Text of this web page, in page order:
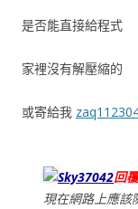
是否能直接給程式
家裡沒有解壓縮的
或寄給我
Sky37042回
現在網路上應該